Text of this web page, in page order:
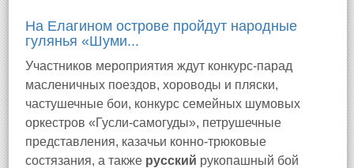
На Елагином острове пройдут народные
гулянья «Шуми...
Участников мероприятия ждут конкурс-парад
масленичных поездов, хороводы и пляски,
частушечные бои, конкурс семейных шумовых
оркестров «Гусли-самогуды», петрушечные
представления, казачьи конно-трюковые
состязания, а также русский рукопашный бой